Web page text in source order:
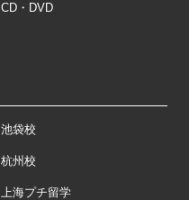
CD・DVD
池袋校
杭州校
上海プチ留学